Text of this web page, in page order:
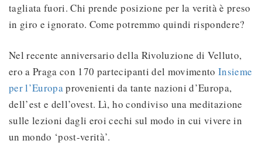
tagliata fuori. Chi prende posizione per la verità è preso
in giro e ignorato. Come potremmo quindi rispondere?
Nel recente anniversario della Rivoluzione di Velluto,
ero a Praga con 170 partecipanti del movimento Insieme
per l’Europaprovenienti da tante nazioni d’Europa,
dell’est e dell’ovest. Lì, ho condiviso una meditazione
sulle lezioni dagli eroi cechi sul modo in cui vivere in
un mondo ‘post-verità’.